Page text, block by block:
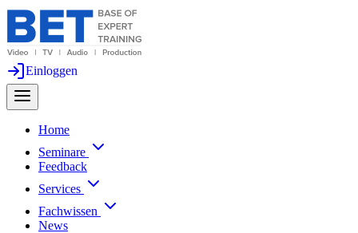
Einloggen
Home
Seminare
Feedback
Services
Fachwissen
News